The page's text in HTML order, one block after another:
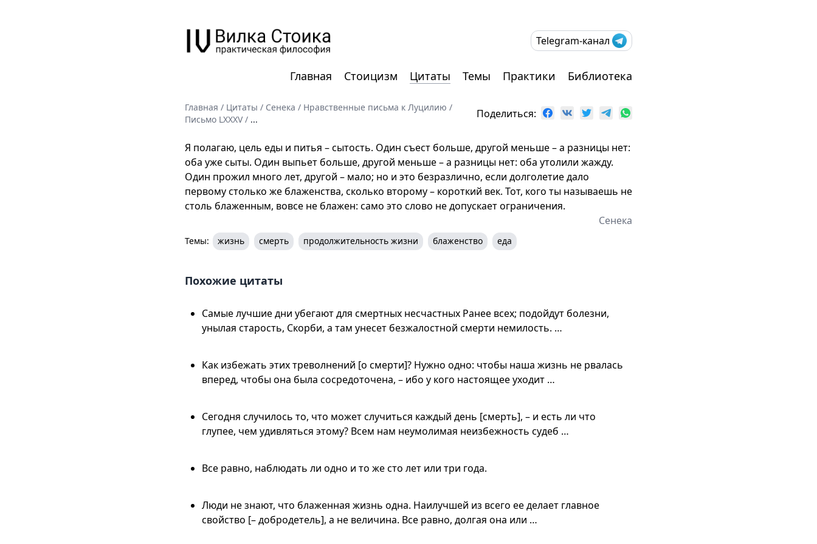
Telegram-канал
Главная Стоицизм Цитаты Темы Практики Библиотека
Главная / Цитаты / Сенека / Нравственные письма к Луцилию /
Письмо LXXXV/ ... Поделиться:
Я полагаю, цель еды и питья – сытость. Один съест больше, другой меньше – а разницы нет:
оба уже сыты. Один выпьет больше, другой меньше – а разницы нет: оба утолили жажду.
Один прожил много лет, другой – мало; но и это безразлично, если долголетие дало
первому столько же блаженства, сколько второму – короткий век. Тот, кого ты называешь не
столь блаженным, вовсе не блажен: само это слово не допускает ограничения.
Сенека
Темы: жизнь смерть продолжительность жизни блаженство еда
Похожие цитаты
Самые лучшие дни убегают для смертных несчастных Ранее всех; подойдут болезни,
унылая старость, Скорби, а там унесет безжалостной смерти немилость. …
Как избежать этих треволнений [о смерти]? Нужно одно: чтобы наша жизнь не рвалась
вперед, чтобы она была сосредоточена, – ибо у кого настоящее уходит …
Сегодня случилось то, что может случиться каждый день [смерть], – и есть ли что
глупее, чем удивляться этому? Всем нам неумолимая неизбежность судеб …
Все равно, наблюдать ли одно и то же сто лет или три года.
Люди не знают, что блаженная жизнь одна. Наилучшей из всего ее делает главное
свойство [– добродетель], а не величина. Все равно, долгая она или …